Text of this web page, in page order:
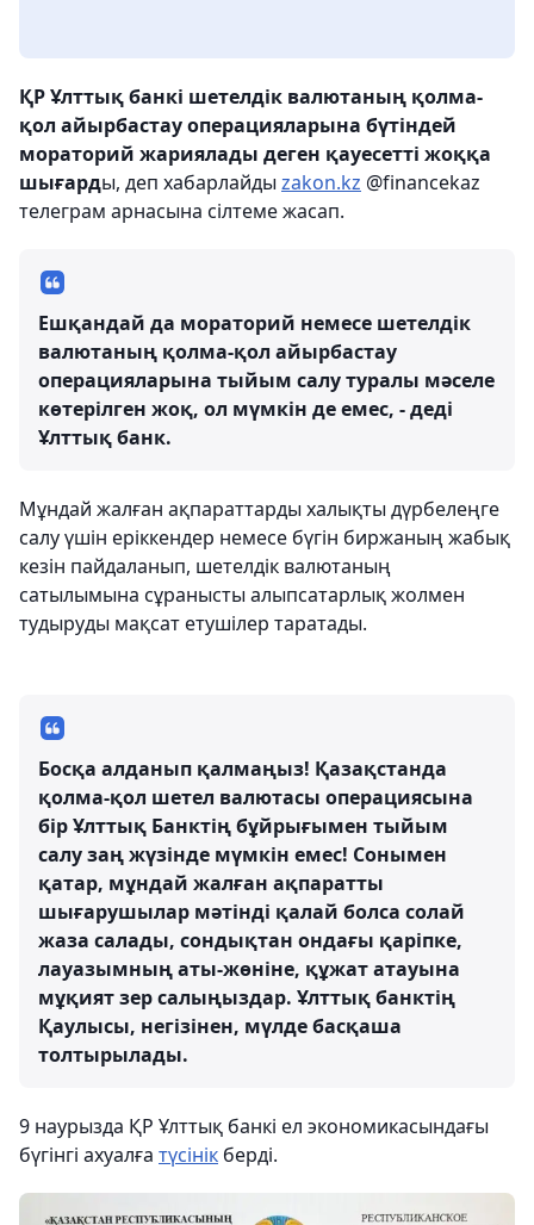
ҚР Ұлттық банкі шетелдік валютаның қолма-
қол айырбастау операцияларына бүтіндей
мораторий жариялады деген қауесетті жоққа
шығарды, деп хабарлайды zakon.kz @financekaz
телеграм арнасына сілтеме жасап.
Ешқандай да мораторий немесе шетелдік
валютаның қолма-қол айырбастау
операцияларына тыйым салу туралы мәселе
көтерілген жоқ, ол мүмкін де емес, - деді
Ұлттық банк.
Мұндай жалған ақпараттарды халықты дүрбелеңге
салу үшін еріккендер немесе бүгін биржаның жабық
кезін пайдаланып, шетелдік валютаның
сатылымына сұранысты алыпсатарлық жолмен
тудыруды мақсат етушілер таратады.
Босқа алданып қалмаңыз! Қазақстанда
қолма-қол шетел валютасы операциясына
бір Ұлттық Банктің бұйрығымен тыйым
салу заң жүзінде мүмкін емес! Сонымен
қатар, мұндай жалған ақпаратты
шығарушылар мәтінді қалай болса солай
жаза салады, сондықтан ондағы қаріпке,
лауазымның аты-жөніне, құжат атауына
мұқият зер салыңыздар. Ұлттық банктің
Қаулысы, негізінен, мүлде басқаша
толтырылады.
9 наурызда ҚР Ұлттық банкі ел экономикасындағы
бүгінгі ахуалға түсінік берді.